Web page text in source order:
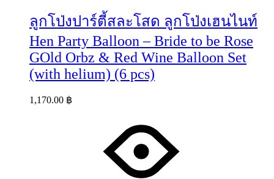
ลูกโป่งปาร์ตี้สละโสด ลูกโป่งเฮนไนท์
Hen Party Balloon – Bride to be Rose
GOld Orbz & Red Wine Balloon Set
(with helium) (6 pcs)
1,170.00 ฿